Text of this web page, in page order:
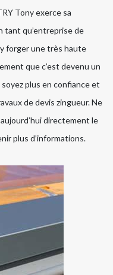
Tony exerce sa
tant qu’entreprise de
forger une très haute
que c’est devenu un
plus en confiance et
de devis zingueur. Ne
directement le
plus d’informations.